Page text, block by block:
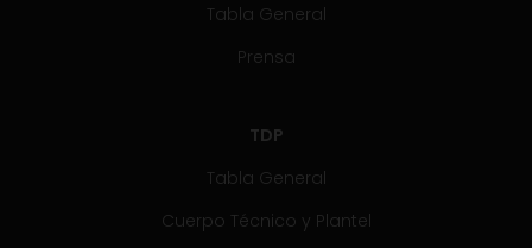
Tabla General
Prensa
TDP
Tabla General
Cuerpo Técnico y Plantel